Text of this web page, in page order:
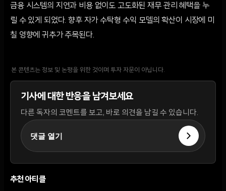
금융 시스템의 지연과 비용 없이도 고도화된 재무 관리 혜택을 누
릴 수 있게 되었다. 향후 자가 수탁형 수익 모델의 확산이 시장에 미
칠 영향에 귀추가 주목된다.
본 콘텐츠는 정보 및 논평을 위한 것이며 투자 자문이 아닙니다.
기사에 대한 반응을 남겨보세요
다른 독자의 코멘트를 보고, 바로 의견을 남길 수 있습니다.
댓글 열기
추천 아티클